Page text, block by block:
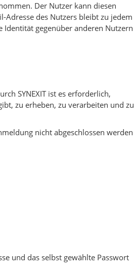
Der Nutzer kann diesen
Adresse des Nutzers bleibt zu jedem
Identität gegenüber anderen Nutzern
SYNEXIT ist es erforderlich,
zu erheben, zu verarbeiten und zu
nicht abgeschlossen werden
und das selbst gewählte Passwort